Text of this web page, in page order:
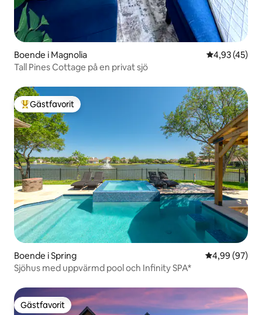
Boende i Magnolia 4,93 av 5 i
4,93 (45)
Tall Pines Cottage på en privat sjö
Populär gästfavorit
Gästfavorit
Boende i Spring 4,99 av 5 i
4,99 (97)
Sjöhus med uppvärmd pool och Infinity SPA*
Gästfavorit
Gästfavorit